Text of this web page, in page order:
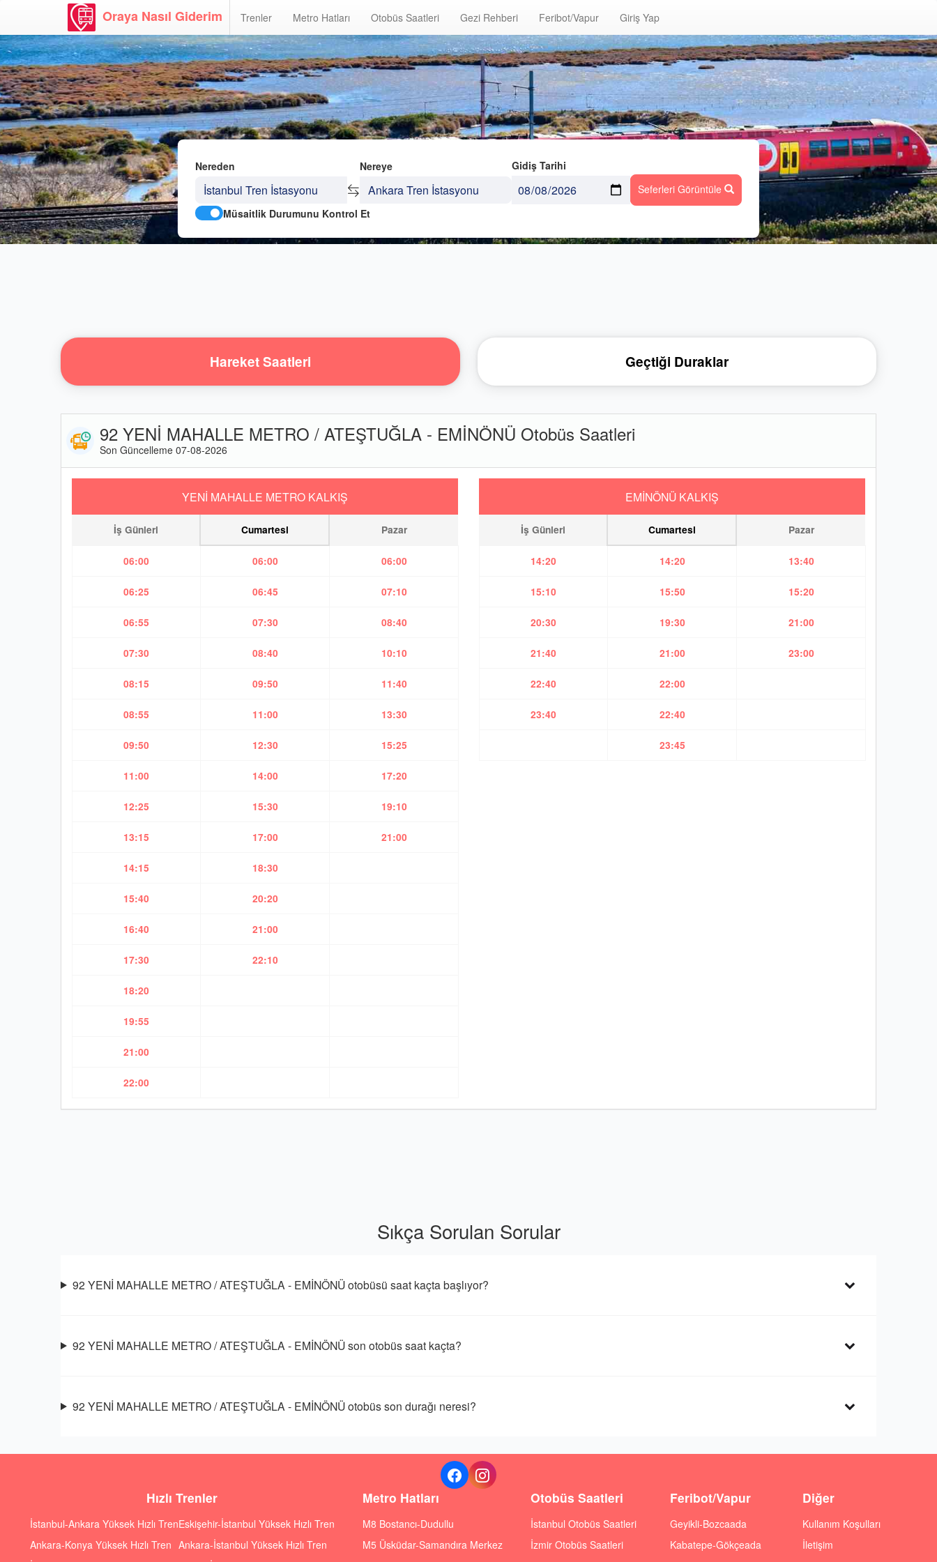
Oraya Nasıl Giderim Trenler Metro Hatları Otobüs Saatleri Gezi Rehberi Feribot/Vapur Giriş Yap
Nereden Nereye
Gidiş Tarihi
Seferleri Görüntüle
Müsaitlik Durumunu Kontrol Et
Hareket Saatleri Geçtiği Duraklar
92 YENİ MAHALLE METRO / ATEŞTUĞLA - EMİNÖNÜ Otobüs Saatleri
Son Güncelleme 07-08-2026
YENİ MAHALLE METRO KALKIŞ
İş Günleri Cumartesi Pazar
06:00 06:00 06:00
06:25 06:45 07:10
06:55 07:30 08:40
07:30 08:40 10:10
08:15 09:50 11:40
08:55 11:00 13:30
09:50 12:30 15:25
11:00 14:00 17:20
12:25 15:30 19:10
13:15 17:00 21:00
14:15 18:30
15:40 20:20
16:40 21:00
17:30 22:10
18:20
19:55
21:00
22:00
EMİNÖNÜ KALKIŞ
İş Günleri Cumartesi Pazar
14:20 14:20 13:40
15:10 15:50 15:20
20:30 19:30 21:00
21:40 21:00 23:00
22:40 22:00
23:40 22:40
23:45
Sıkça Sorulan Sorular
92 YENİ MAHALLE METRO / ATEŞTUĞLA - EMİNÖNÜ otobüsü saat kaçta başlıyor?
92 YENİ MAHALLE METRO / ATEŞTUĞLA - EMİNÖNÜ son otobüs saat kaçta?
92 YENİ MAHALLE METRO / ATEŞTUĞLA - EMİNÖNÜ otobüs son durağı neresi?
Hızlı Trenler
İstanbul-Ankara Yüksek Hızlı Tren
Ankara-Konya Yüksek Hızlı Tren
Eskişehir-İstanbul Yüksek Hızlı Tren
Ankara-İstanbul Yüksek Hızlı Tren
Metro Hatları
M8 Bostancı-Dudullu
M5 Üsküdar-Samandıra Merkez
Otobüs Saatleri
İstanbul Otobüs Saatleri
İzmir Otobüs Saatleri
Feribot/Vapur
Geyikli-Bozcaada
Kabatepe-Gökçeada
Diğer
Kullanım Koşulları
İletişim